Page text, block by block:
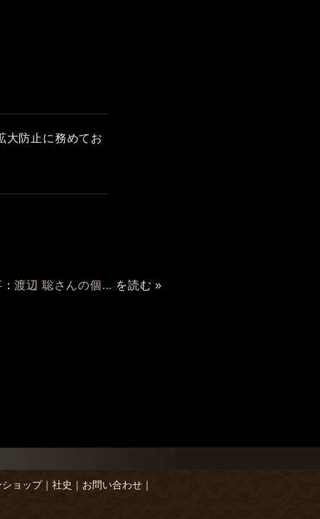
大防止に務めてお
：渡辺 聡さんの個... を読む »
ョップ｜ 社史 お問い合わせ｜